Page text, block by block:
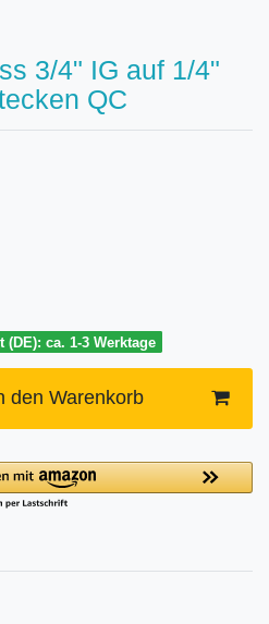
3/4" IG auf 1/4"
QC
ca. 1-3 Werktage
den Warenkorb